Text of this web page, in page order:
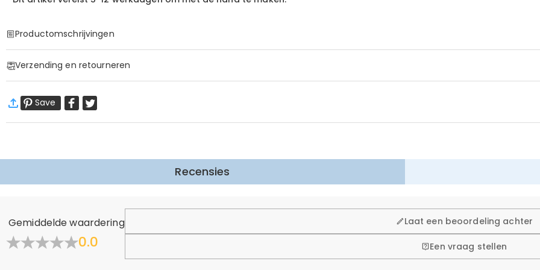
Productomschrijvingen
Verzending en retourneren
Wij willen dat u zich comfortabel en zeker voelt tijdens het winkelen, daarom bieden wij een eenvoudig 60-dagen retour- en
Meer Informatie
Save
Recensies
Gemiddelde waardering
0.0
Laat een beoordeling achter
Een vraag stellen